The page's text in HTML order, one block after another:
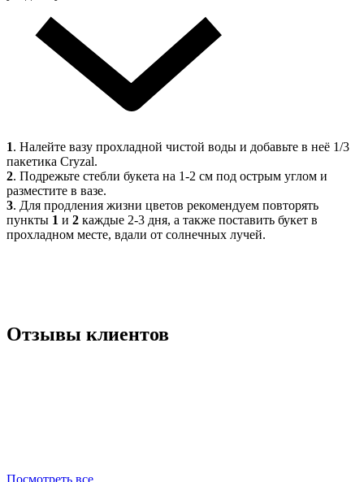
1. Налейте вазу прохладной чистой воды и добавьте в неё 1/3
пакетика Cryzal.
2. Подрежьте стебли букета на 1-2 см под острым углом и
разместите в вазе.
3. Для продления жизни цветов рекомендуем повторять
пункты 1 и 2 каждые 2-3 дня, а также поставить букет в
прохладном месте, вдали от солнечных лучей.
Отзывы клиентов